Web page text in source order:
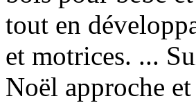
tout en
et motrices. ...
Noël approche